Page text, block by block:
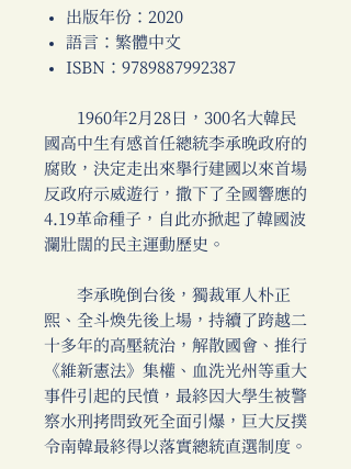
出版年份：2020
語言：繁體中文
ISBN：9789887992387
1960年2月28日，300名大韓民
國高中生有感首任總統李承晚政府的
腐敗，決定走出來舉行建國以來首場
反政府示威遊行，撒下了全國響應的
4.19革命種子，自此亦掀起了韓國波
瀾壯闊的民主運動歷史。
李承晚倒台後，獨裁軍人朴正
熙、全斗煥先後上場，持續了跨越二
十多年的高壓統治，解散國會、推行
《維新憲法》集權、血洗光州等重大
事件引起的民憤，最終因大學生被警
察水刑拷問致死全面引爆，巨大反撲
令南韓最終得以落實總統直選制度。